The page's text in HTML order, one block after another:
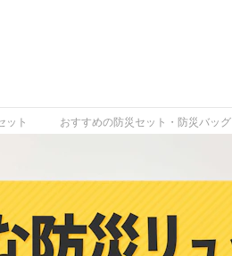
ット おすすめの防災セット・防災バッグ